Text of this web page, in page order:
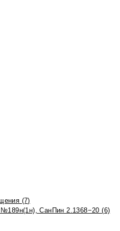
(7)
№189н(1н), СанПин 2.1368−20 (6)